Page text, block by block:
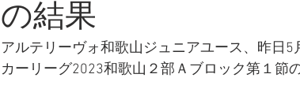
の結果
アルテリーヴォ和歌山ジュニアユース、昨日
カーリーグ2023和歌山２部Ａブロック第１節